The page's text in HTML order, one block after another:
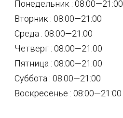
Понедельник : 08:00—21:00
Вторник : 08:00—21:00
Среда : 08:00—21:00
Четверг : 08:00—21:00
Пятница : 08:00—21:00
Суббота : 08:00—21:00
Воскресенье : 08:00—21:00